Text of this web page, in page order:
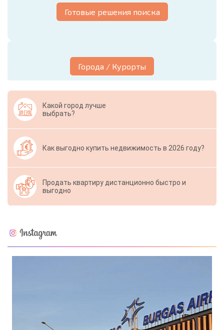
Готовые решения поиска
Города / Курорты
Какой город лучше
выбрать?
Как выгодно купить недвижимость в 2026 году?
Продать квартиру дистанционно быстро и
выгодно